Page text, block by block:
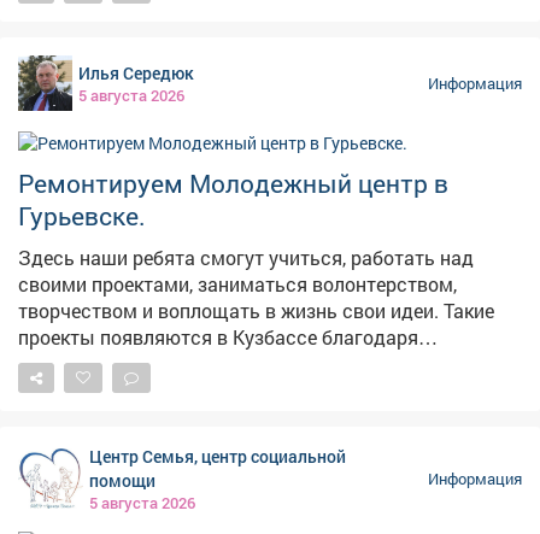
Илья Середюк
5 августа 2026
Информация
Ремонтируем Молодежный центр в
Гурьевске.
Здесь наши ребята смогут учиться, работать над
своими проектами, заниматься волонтерством,
творчеством и воплощать в жизнь свои идеи. Такие
проекты появляются в Кузбассе благодаря
федеральной поддержке - в том числе национальному
проекту «Молодежь и дети». Мы работаем над тем,
максимальные результаты в виде молодежных
центров, социальных учреждений, культурных и
образовательных площадок. Каждая новая точка
Центр Семья, центр социальной
помощи
5 августа 2026
Информация